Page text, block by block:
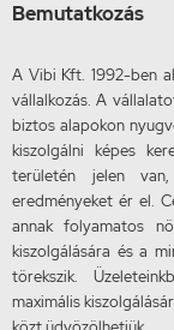
Bemutatkozás
A Vibi Kft. 1992-ben
vállalkozás. A
biztos alapokon
kiszolgálni képes
területén jelen
eredményeket ér el.
annak folyamatos
kiszolgálására és a
törekszik.
maximális